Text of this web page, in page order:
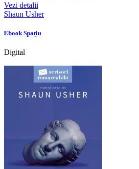
Vezi detalii
Shaun Usher
Ebook Spațiu
Digital